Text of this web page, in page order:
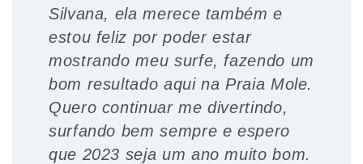
Silvana, ela merece também e
estou feliz por poder estar
mostrando meu surfe, fazendo um
bom resultado aqui na Praia Mole.
Quero continuar me divertindo,
surfando bem sempre e espero
que 2023 seja um ano muito bom.